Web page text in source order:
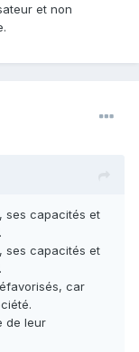
et non
ses capacités et
ses capacités et
car
de leur